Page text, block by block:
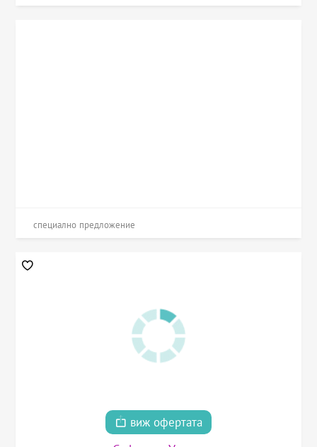
специално предложение
виж офертата